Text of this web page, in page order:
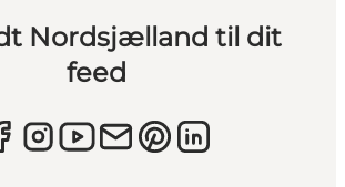
Nordsjælland til dit
feed